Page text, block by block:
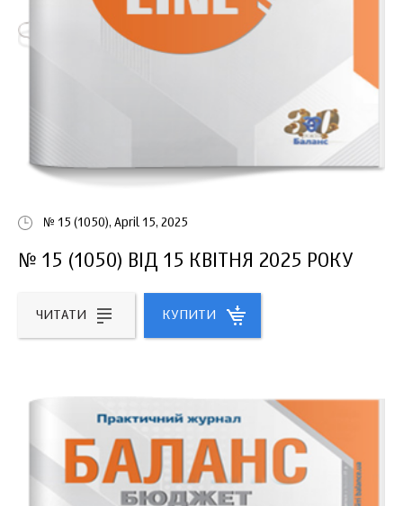
№ 15 (1050), April 15, 2025
№ 15 (1050) ВІД 15 КВІТНЯ 2025 РОКУ
ЧИТАТИ КУПИТИ